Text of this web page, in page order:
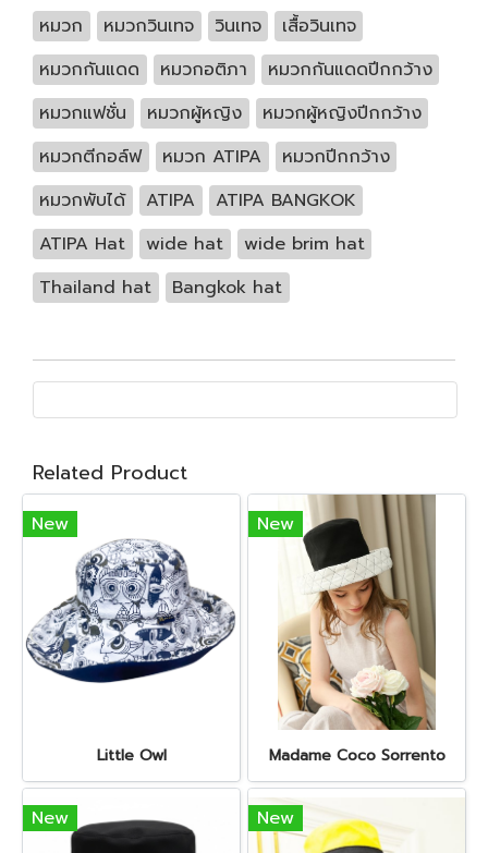
หมวก
หมวกวินเทจ วินเทจ
เสื้อวินเทจ
หมวกกันแดด
หมวกอติภา
หมวกกันแดดปีกกว้าง
หมวกแฟชั่น
หมวกผู้หญิง
หมวกผู้หญิงปีกกว้าง
หมวกตีกอล์ฟ
หมวก ATIPA
หมวกปีกกว้าง
หมวกพับได้
ATIPA
ATIPA BANGKOK
ATIPA Hat
wide hat
wide brim hat
Thailand hat
Bangkok hat
Related Product
New
Little Owl
New
Madame Coco Sorrento
New New